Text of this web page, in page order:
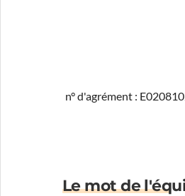
n° d'agrément :
Le mot de